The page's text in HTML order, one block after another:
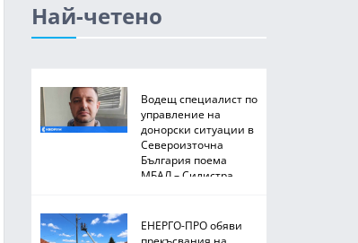
Най-четено
Водещ специалист по
управление на
донорски ситуации в
Североизточна
България поема
МБАЛ – Силистра
ЕНЕРГО-ПРО обяви